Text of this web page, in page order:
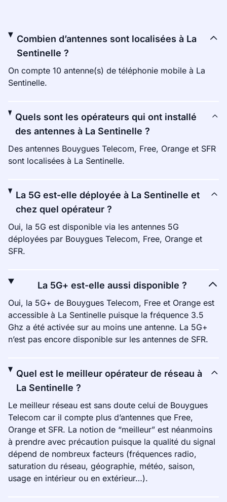
Combien d’antennes sont localisées à La
Sentinelle ?
On compte 10 antenne(s) de téléphonie mobile à La
Sentinelle.
Quels sont les opérateurs qui ont installé
des antennes à La Sentinelle ?
Des antennes Bouygues Telecom, Free, Orange et SFR
sont localisées à La Sentinelle.
La 5G est-elle déployée à La Sentinelle et
chez quel opérateur ?
Oui, la 5G est disponible via les antennes 5G
déployées par Bouygues Telecom, Free, Orange et
SFR.
La 5G+ est-elle aussi disponible ?
Oui, la 5G+ de Bouygues Telecom, Free et Orange est
accessible à La Sentinelle puisque la fréquence 3.5
Ghz a été activée sur au moins une antenne. La 5G+
n’est pas encore disponible sur les antennes de SFR.
Quel est le meilleur opérateur de réseau à
La Sentinelle ?
Le meilleur réseau est sans doute celui de Bouygues
Telecom car il compte plus d’antennes que Free,
Orange et SFR. La notion de “meilleur” est néanmoins
à prendre avec précaution puisque la qualité du signal
dépend de nombreux facteurs (fréquences radio,
saturation du réseau, géographie, météo, saison,
usage en intérieur ou en extérieur…).